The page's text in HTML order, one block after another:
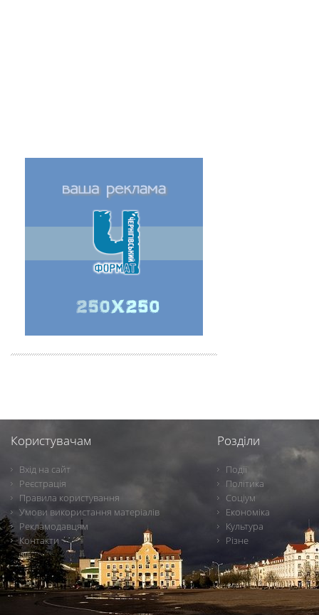
Користувачам
Вхід на сайт
Реєстрація
Правила користування
Умови використання матеріалів
Рекламодавцям
Контакти
Розділи
Події
Політика
Соціум
Економіка
Культура
Різне